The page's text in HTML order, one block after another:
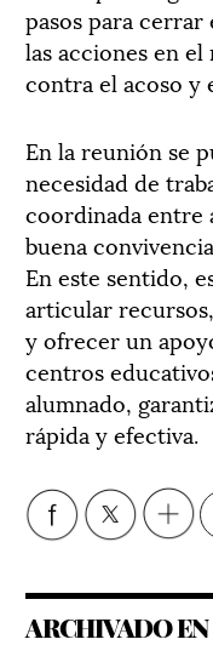
pasos para cerrar
las acciones en
contra el acoso y
En la reunión se
necesidad de
coordinada entre
buena
En este sentido,
articular
y ofrecer un
centros
alumnado,
rápida y efectiva.
ARCHIVADO EN